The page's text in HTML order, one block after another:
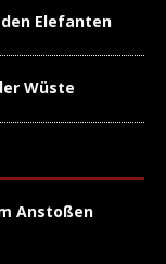
Elefanten
Wüste
Anstoßen